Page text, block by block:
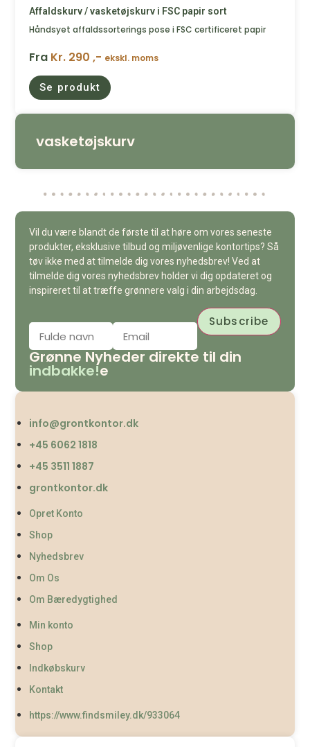
Affaldskurv / vasketøjskurv i FSC papir sort
Håndsyet affaldssorterings pose i FSC certificeret papir
Fra Kr. 290 ,- ekskl. moms
Se produkt
vasketøjskurv
Vil du være blandt de første til at høre om vores seneste
produkter, eksklusive tilbud og miljøvenlige kontortips? Så
tøv ikke med at tilmelde dig vores nyhedsbrev! Ved at
tilmelde dig vores nyhedsbrev holder vi dig opdateret og
inspireret til at træffe grønnere valg i din arbejdsdag.
Grønne Nyheder direkte til din
indbakke!e
info@grontkontor.dk
+45 6062 1818
+45 3511 1887
grontkontor.dk
Opret Konto
Shop
Nyhedsbrev
Om Os
Om Bæredygtighed
Min konto
Shop
Indkøbskurv
Kontakt
https://www.findsmiley.dk/933064